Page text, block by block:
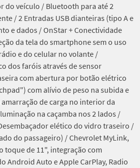
do veículo / Bluetooth para até 2
/ 2 Entradas USB dianteiras (tipo A e
e dados / OnStar + Conectividade
da tela do smartphone sem o uso
e do celular no volante /
dos faróis através de sensor
com abertura por botão elétrico
com alívio de peso na subida e
de carga no interior da
na caçamba nos 2 lados /
elético do vidro traseiro /
do passageiro) / Chevrolet MyLink,
toque de 11", integração com
Android Auto e Apple CarPlay, Radio